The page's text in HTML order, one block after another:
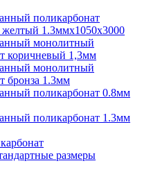
поликарбонат
1.3ммх1050х3000
монолитный
коричневый 1,3мм
монолитный
бронза 1.3мм
поликарбонат 0.8мм
поликарбонат 1.3мм
размеры